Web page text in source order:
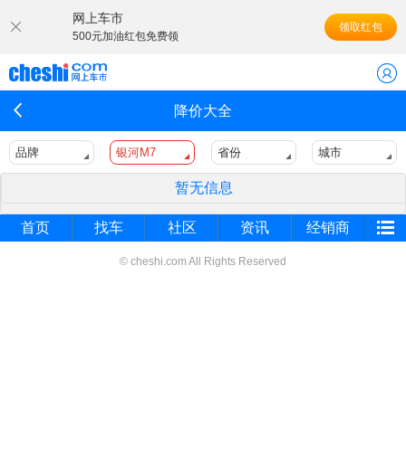
网上车市
500元加油红包免费领
领取红包
降价大全
品牌 银河M7 省份 城市
暂无信息
首页 找车 社区 资讯 经销商
© cheshi.com All Rights Reserved